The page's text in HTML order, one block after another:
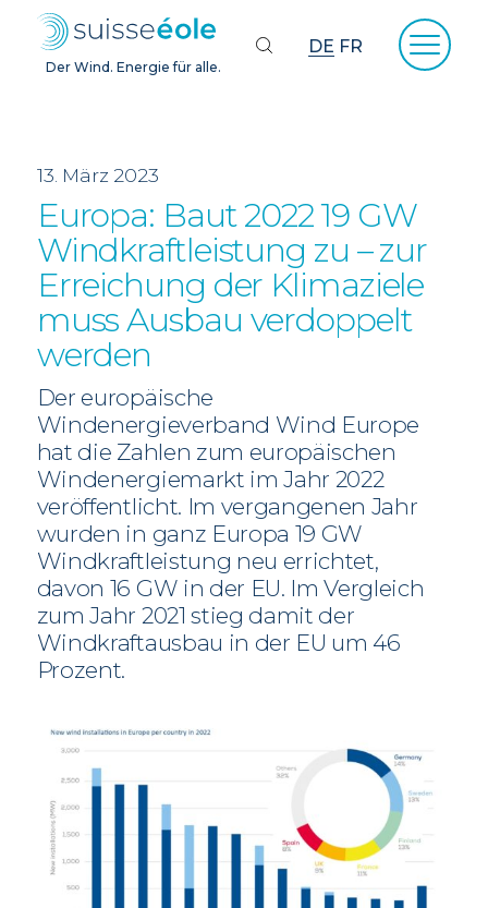
Der Wind. Energie für alle.
DE FR
13. März 2023
Europa: Baut 2022 19 GW
Windkraftleistung zu – zur
Erreichung der Klimaziele
muss Ausbau verdoppelt
werden
Der europäische
Windenergieverband Wind Europe
hat die Zahlen zum europäischen
Windenergiemarkt im Jahr 2022
veröffentlicht. Im vergangenen Jahr
wurden in ganz Europa 19 GW
Windkraftleistung neu errichtet,
davon 16 GW in der EU. Im Vergleich
zum Jahr 2021 stieg damit der
Windkraftausbau in der EU um 46
Prozent.